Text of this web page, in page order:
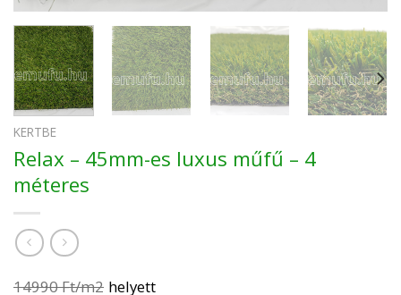
KERTBE
Relax – 45mm-es luxus műfű – 4
méteres
14990Ft/m2 helyett